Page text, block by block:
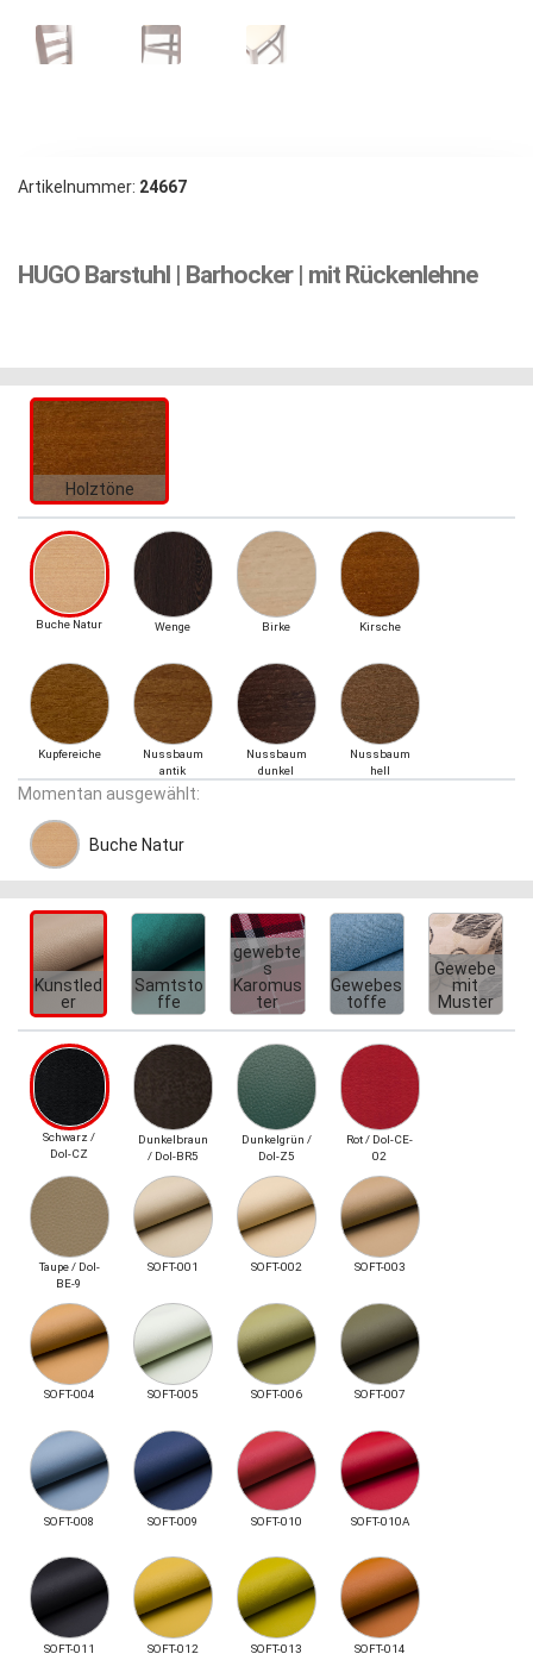
Artikelnummer: 24667
HUGO Barstuhl | Barhocker | mit Rückenlehne
Holztöne
Buche Natur Wenge Birke Kirsche
Kupfereiche
Nussbaum
antik
Nussbaum
dunkel
Nussbaum
hell
Momentan ausgewählt:
Buche Natur
Kunstled
er
Samtsto
ffe
gewebte
s
Karomus
ter
Gewebes
toffe
Gewebe
mit
Muster
Schwarz /
Dol-CZ
Dunkelbraun
/ Dol-BR5
Dunkelgrün /
Dol-Z5
Rot / Dol-CE-
02
Taupe / Dol-
BE-9
SOFT-001 SOFT-002 SOFT-003
SOFT-004 SOFT-005 SOFT-006 SOFT-007
SOFT-008 SOFT-009 SOFT-010 SOFT-010A
SOFT-011 SOFT-012 SOFT-013 SOFT-014